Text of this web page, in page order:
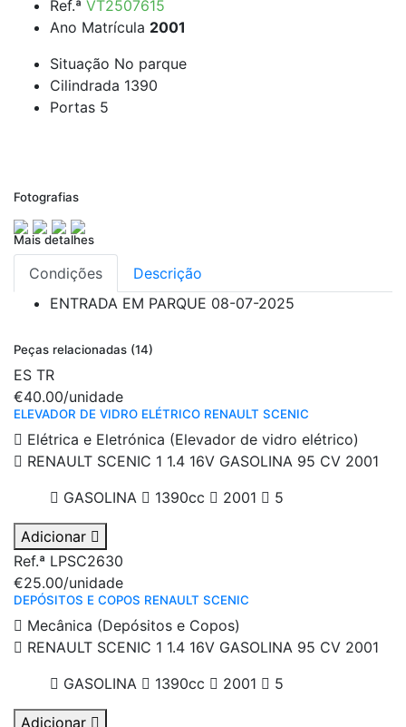
Ref.ª VT2507615
Ano Matrícula 2001
Situação No parque
Cilindrada 1390
Portas 5
Fotografias
Mais detalhes
Condições
Descrição
ENTRADA EM PARQUE 08-07-2025
Peças relacionadas (14)
ES TR
€40.00/unidade
ELEVADOR DE VIDRO ELÉTRICO RENAULT SCENIC
Elétrica e Eletrónica (Elevador de vidro elétrico)
RENAULT SCENIC 1 1.4 16V GASOLINA 95 CV 2001
GASOLINA
1390cc 2001 5
Adicionar
Ref.ª LPSC2630
€25.00/unidade
DEPÓSITOS E COPOS RENAULT SCENIC
Mecânica (Depósitos e Copos)
RENAULT SCENIC 1 1.4 16V GASOLINA 95 CV 2001
GASOLINA
1390cc 2001 5
Adicionar